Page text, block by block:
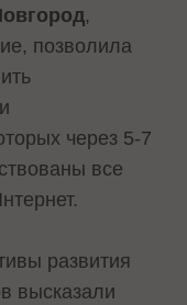
,
позволила
через 5-7
все
развития
высказали